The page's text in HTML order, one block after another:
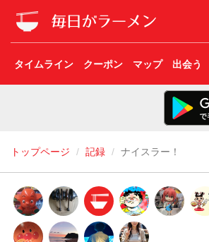
タイムライン クーポン マップ 出会う
トップページ 記録 ナイスラー！